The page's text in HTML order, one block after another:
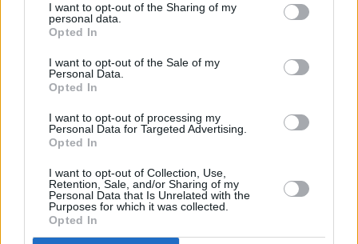
I want to opt-out of the Sharing of my
personal data.
Opted In
I want to opt-out of the Sale of my
Personal Data.
Opted In
I want to opt-out of processing my
Personal Data for Targeted Advertising.
Opted In
I want to opt-out of Collection, Use,
Retention, Sale, and/or Sharing of my
Personal Data that Is Unrelated with the
Purposes for which it was collected.
Opted In
Πριν 6 ημέρες
Μία μικρή αλλά αναγκαία ανάπαυλα για την